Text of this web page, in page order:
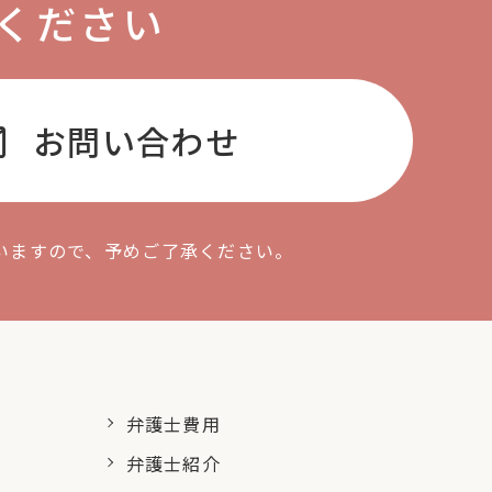
ださい
お問い合わせ
すので、予めご了承ください。
弁護士費用
弁護士紹介